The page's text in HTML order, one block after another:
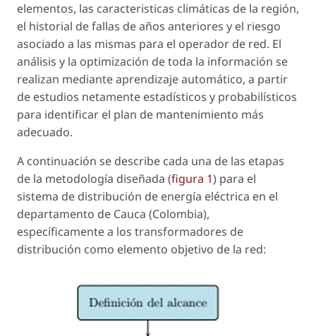
elementos, las caracteristicas climáticas de la región,
el historial de fallas de años anteriores y el riesgo
asociado a las mismas para el operador de red. El
análisis y la optimización de toda la información se
realizan mediante aprendizaje automático, a partir
de estudios netamente estadísticos y probabilísticos
para identificar el plan de mantenimiento más
adecuado.
A continuación se describe cada una de las etapas
de la metodología diseñada (figura 1) para el
sistema de distribución de energía eléctrica en el
departamento de Cauca (Colombia),
específicamente a los transformadores de
distribución como elemento objetivo de la red: